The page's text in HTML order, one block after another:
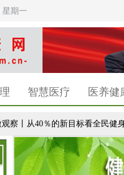
期一
智慧医疗 医养健
察丨从40％的新目标看全民健身